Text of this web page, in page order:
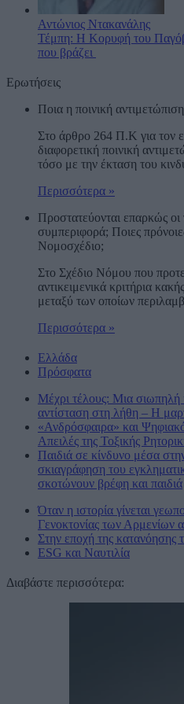
Αντώνιος Ντακανάλης
Τέμπη: Η Κορυφή του
που βράζει
Ερωτήσεις
Ποια η ποινική
Στο άρθρο 264 Π.Κ για τον
διαφορετική ποινική
τόσο με την έκταση του
Περισσότερα »
Προστατεύονται επαρκώς οι
συμπεριφορά; Ποιες
Νομοσχέδιο;
Στο Σχέδιο Νόμου που
αντικειμενικά κριτήρια
μεταξύ των οποίων
Περισσότερα »
Ελλάδα
Πρόσφατα
Μέχρι τέλους: Μια σιωπηλή
αντίσταση στη λήθη – Η
«Ανδρόσφαιρα» και
Απειλές της Τοξικής
Παιδιά σε κίνδυνο μέσα
σκιαγράφηση του
σκοτώνουν βρέφη και παιδιά
Όταν η ιστορία γίνεται
Γενοκτονίας των Αρμενίων
Στην εποχή της κατανόησης
ESG και Ναυτιλία
Διαβάστε περισσότερα: